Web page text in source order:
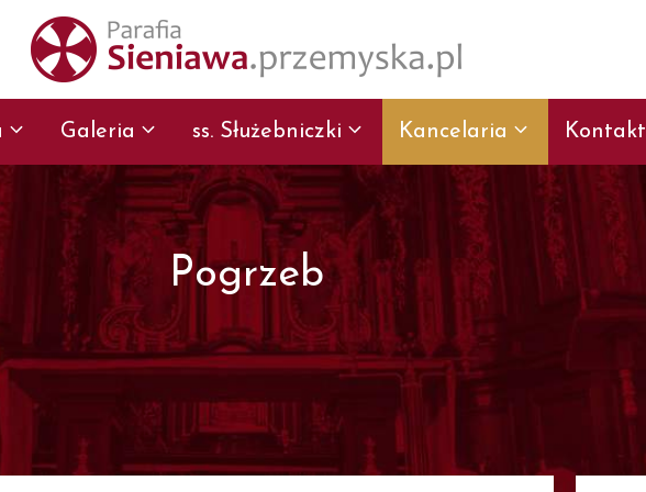
Galeria ss. Służebniczki Kancelaria Kontakt
Pogrzeb